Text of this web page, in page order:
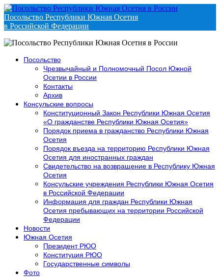
Посольство Республики Южная Осетия
в Российской Федерации
Посольство
Чрезвычайный и Полномочный Посол Южной
Осетии в России
Контакты
Архив
Консульские вопросы
Конституционный Закон Республики Южная Осетия
«О гражданстве Республики Южная Осетия»
Порядок приема в гражданство Республики Южная
Осетия
Порядок въезда на территорию Республики Южная
Осетия для иностранных граждан
Свидетельство на возвращение в Республику Южная
Осетия
Консульские учреждения Республики Южная Осетия
в Российской Федерации
Информация для граждан Республики Южная
Осетия пребывающих на территории Российской
Федерации
Новости
Южная Осетия
Президент РЮО
Конституция РЮО
Государственные символы
Фото